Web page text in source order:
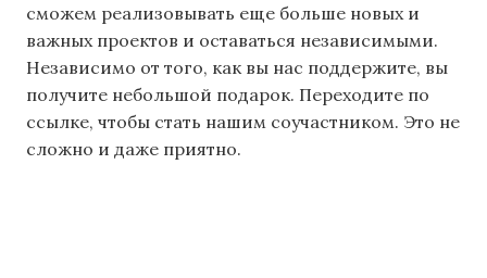
сможем реализовывать еще больше новых и
важных проектов и оставаться независимыми.
Независимо от того, как вы нас поддержите, вы
получите небольшой подарок. Переходите по
ссылке, чтобы стать нашим соучастником. Это не
сложно и даже приятно.